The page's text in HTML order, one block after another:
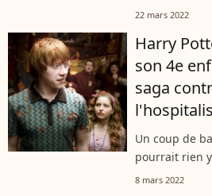
comédienne,
Lococo après
Toutes...
22 mars 2022
Harry
son 4e
saga
Un coup de
pourrait rien
comédienne
8 mars 2022